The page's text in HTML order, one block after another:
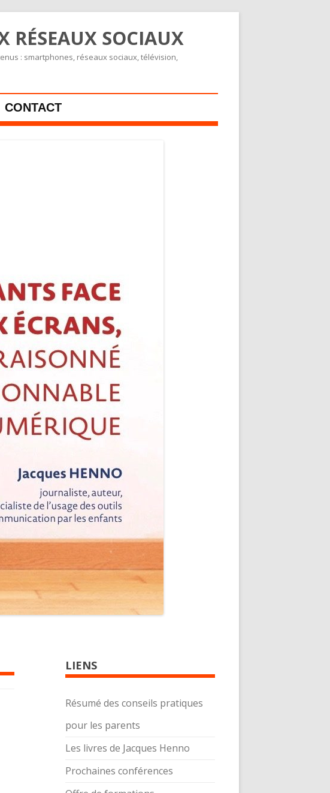
RÉSEAUX SOCIAUX
: smartphones, réseaux sociaux, télévision,
CONTACT
LIENS
Résumé des conseils pratiques
pour les parents
Les livres de Jacques Henno
Prochaines conférences